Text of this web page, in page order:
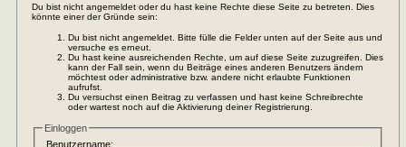
Du bist nicht angemeldet oder du hast keine Rechte diese Seite zu betreten. Dies
könnte einer der Gründe sein:
Du bist nicht angemeldet. Bitte fülle die Felder unten auf der Seite aus und
versuche es erneut.
Du hast keine ausreichenden Rechte, um auf diese Seite zuzugreifen. Dies
kann der Fall sein, wenn du Beiträge eines anderen Benutzers ändern
möchtest oder administrative bzw. andere nicht erlaubte Funktionen
aufrufst.
Du versuchst einen Beitrag zu verfassen und hast keine Schreibrechte
oder wartest noch auf die Aktivierung deiner Registrierung.
Einloggen
Benutzername: